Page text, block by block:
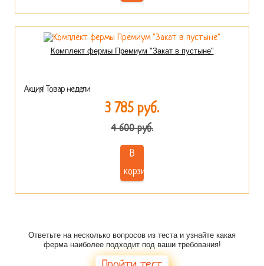
Комплект фермы Премиум "Закат в пустыне"
Акция! Товар недели
3 785 руб.
4 600 руб.
В
корзину
Ответьте на несколько вопросов из теста и узнайте какая
ферма наиболее подходит под ваши требования!